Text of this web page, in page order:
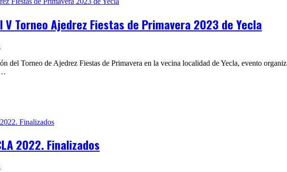
Torneo Ajedrez Fiestas de Primavera 2023 de Yecla
del Torneo de Ajedrez Fiestas de Primavera en la vecina localidad de Yecla, evento
2022. Finalizados